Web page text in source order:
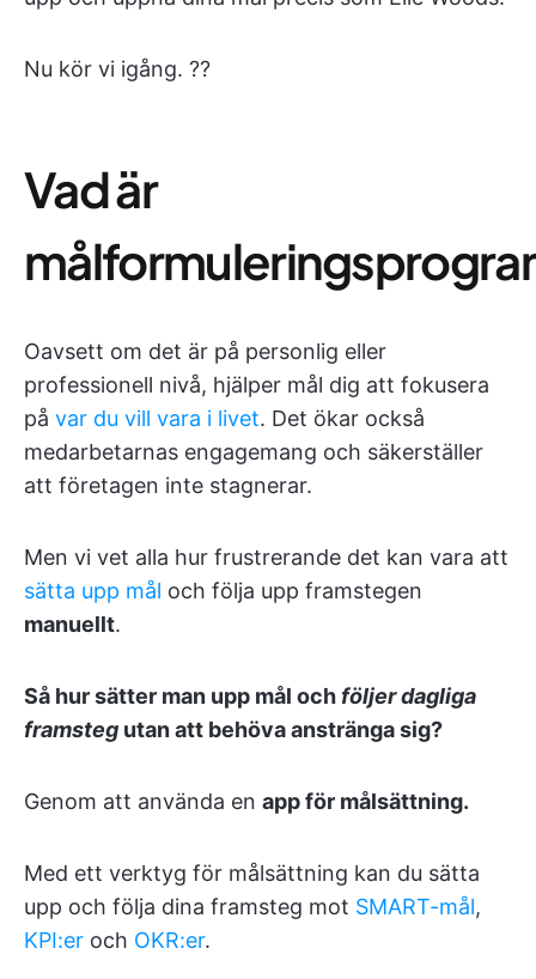
Nu kör vi igång. ??
Vad är
Oavsett om det är på personlig eller
professionell nivå, hjälper mål dig att fokusera
på var du vill vara i livet. Det ökar också
medarbetarnas engagemang och säkerställer
att företagen inte stagnerar.
Men vi vet alla hur frustrerande det kan vara att
sätta upp mål och följa upp framstegen
manuellt.
Så hur sätter man upp mål och följer dagliga
framsteg utan att behöva anstränga sig?
Genom att använda en app för målsättning.
Med ett verktyg för målsättning kan du sätta
upp och följa dina framsteg mot SMART-mål,
KPI:er och OKR:er.